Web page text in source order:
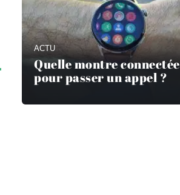
ACTU
Quelle montre connectée
pour passer un appel ?